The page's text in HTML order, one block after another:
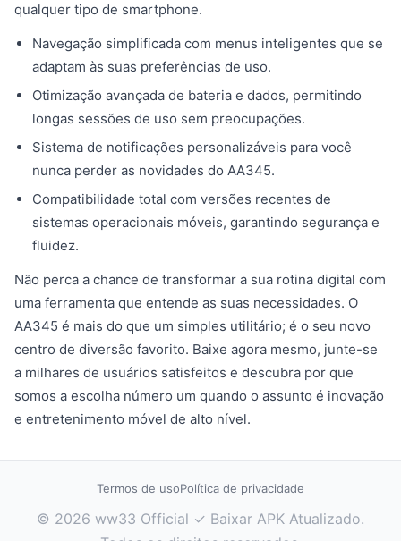
qualquer tipo de smartphone.
Navegação simplificada com menus inteligentes que se
adaptam às suas preferências de uso.
Otimização avançada de bateria e dados, permitindo
longas sessões de uso sem preocupações.
Sistema de notificações personalizáveis para você
nunca perder as novidades do AA345.
Compatibilidade total com versões recentes de
sistemas operacionais móveis, garantindo segurança e
fluidez.
Não perca a chance de transformar a sua rotina digital com
uma ferramenta que entende as suas necessidades. O
AA345 é mais do que um simples utilitário; é o seu novo
centro de diversão favorito. Baixe agora mesmo, junte-se
a milhares de usuários satisfeitos e descubra por que
somos a escolha número um quando o assunto é inovação
e entretenimento móvel de alto nível.
Termos de usoPolítica de privacidade
© 2026 ww33 Official ✓ Baixar APK Atualizado.